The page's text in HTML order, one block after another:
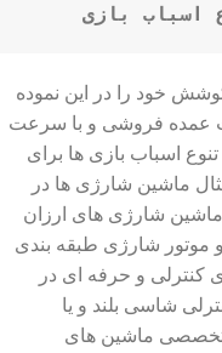
اسباب بازی
خود را در این نموده
عمده فروشی و با سرعت
اسباب بازی ها برای
ماشین شارژی ها در
ماشین شارژی های ارزان
بلند و موتور شارژی طبقه بندی
کنترلی و حرفه ای در
شاسی بلند و یا
ماشین های